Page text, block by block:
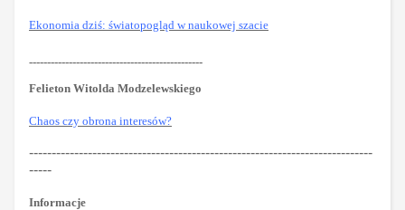
Ekonomia dziś: światopogląd w naukowej szacie
------------------------------------------------
Felieton Witolda Modzelewskiego
Chaos czy obrona interesów?
----------------------------------------------------------------------------
-----
Informacje